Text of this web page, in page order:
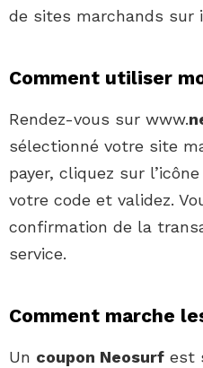
de sites marchands sur
Comment utiliser
Rendez-vous sur www.
sélectionné votre site
payer, cliquez sur l’icône
votre code et validez.
confirmation de la
service.
Comment marche
Un coupon Neosurf est